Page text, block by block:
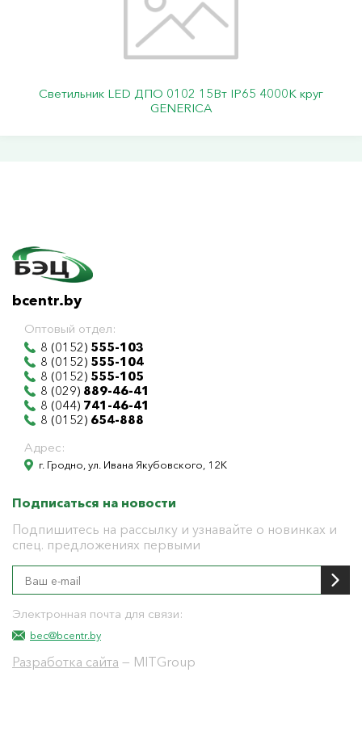
Светильник LED ДПО 0102 15Вт IP65 4000К круг
GENERICA
bcentr.by
Оптовый отдел:
8 (0152) 555-103
8 (0152) 555-104
8 (0152) 555-105
8 (029) 889-46-41
8 (044) 741-46-41
8 (0152) 654-888
Адрес:
г. Гродно, ул. Ивана Якубовского, 12К
Подписаться на новости
Подпишитесь на рассылку и узнавайте о новинках и
спец. предложениях первыми
Электронная почта для связи:
bec@bcentr.by
Разработка сайта — MITGroup